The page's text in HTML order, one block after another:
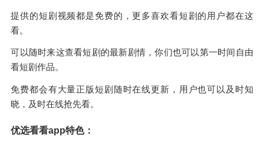
提供的短剧视频都是免费的，更多喜欢看短剧的用户都在这
看。
可以随时来这查看短剧的最新剧情，你们也可以第一时间自由
看短剧作品。
免费都会有大量正版短剧随时在线更新，用户也可以及时知
晓，及时在线抢先看。
优选看看app特色：